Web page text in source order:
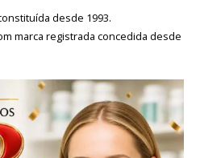
desde 1993.
marca registrada concedida desde